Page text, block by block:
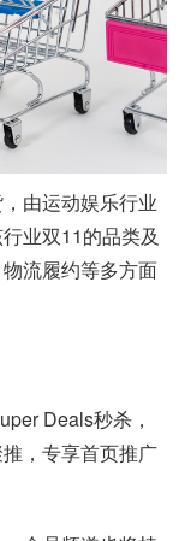
由运动娱乐行业
业双11的品类及
流履约等多方面
Deals秒杀，
，专享首页推广